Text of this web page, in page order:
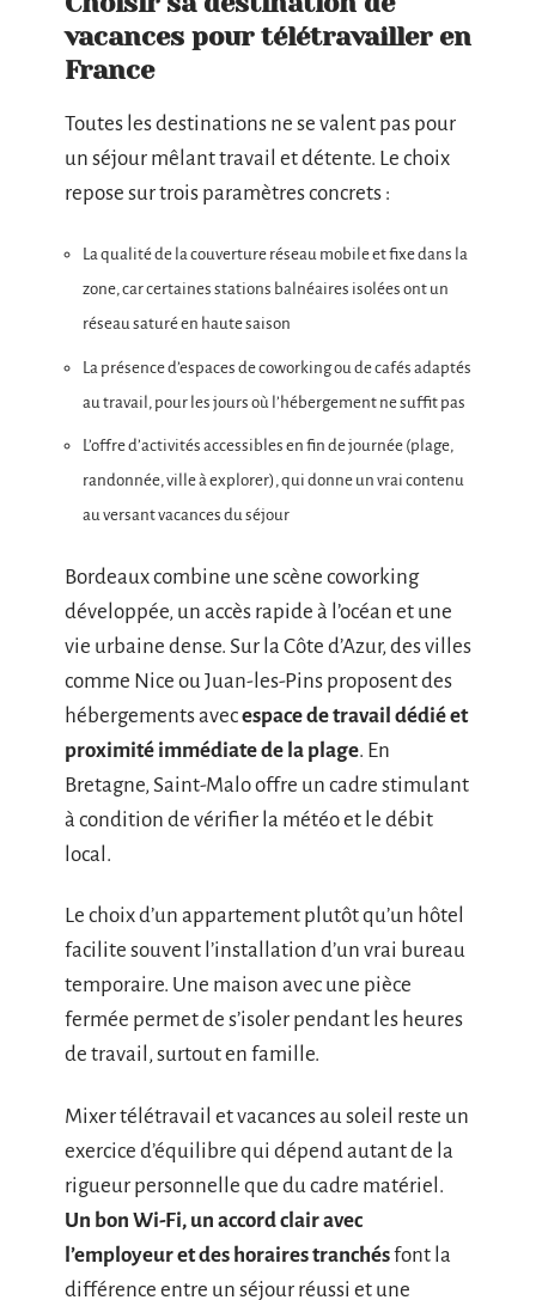
vacances pour télétravailler en
France
Toutes les destinations ne se valent pas pour
un séjour mêlant travail et détente. Le choix
repose sur trois paramètres concrets :
La qualité de la couverture réseau mobile et fixe dans la
zone, car certaines stations balnéaires isolées ont un
réseau saturé en haute saison
La présence d’espaces de coworking ou de cafés adaptés
au travail, pour les jours où l’hébergement ne suffit pas
L’offre d’activités accessibles en fin de journée (plage,
randonnée, ville à explorer), qui donne un vrai contenu
au versant vacances du séjour
Bordeaux combine une scène coworking
développée, un accès rapide à l’océan et une
vie urbaine dense. Sur la Côte d’Azur, des villes
comme Nice ou Juan-les-Pins proposent des
hébergements avecespace de travail dédié et
proximité immédiate de la plage. En
Bretagne, Saint-Malo offre un cadre stimulant
à condition de vérifier la météo et le débit
local.
Le choix d’un appartement plutôt qu’un hôtel
facilite souvent l’installation d’un vrai bureau
temporaire. Une maison avec une pièce
fermée permet de s’isoler pendant les heures
de travail, surtout en famille.
Mixer télétravail et vacances au soleil reste un
exercice d’équilibre qui dépend autant de la
rigueur personnelle que du cadre matériel.
Un bon Wi-Fi, un accord clair avec
l’employeur et des horaires tranchésfont la
différence entre un séjour réussi et une